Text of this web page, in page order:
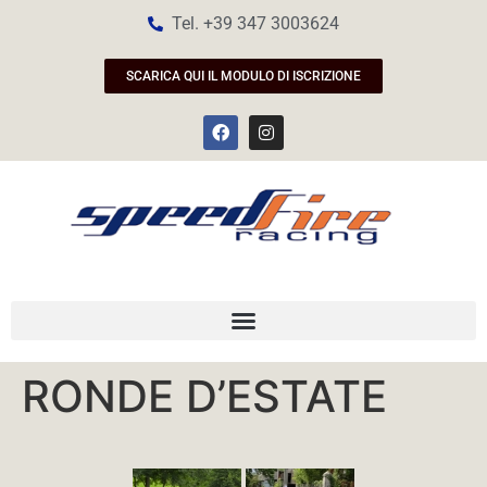
Tel. +39 347 3003624
SCARICA QUI IL MODULO DI ISCRIZIONE
RONDE D’ESTATE